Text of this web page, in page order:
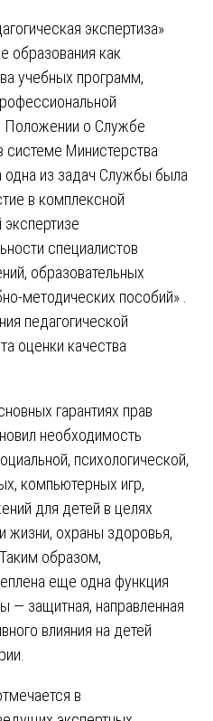
экспертиза»
образования как
учебных программ,
Положении о Службе
системе Министерства
из задач Службы была
в комплексной
экспертизе
специалистов
образовательных
методических пособий» .
педагогической
оценки качества
гарантиях прав
необходимость
психологической,
компьютерных игр,
для детей в целях
жизни, охраны здоровья,
образом,
еще одна функция
— защитная, направленная
влияния на детей
в